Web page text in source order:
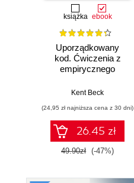
książka ebook
Uporządkowany
kod. Ćwiczenia z
empirycznego
oprogramowania
Kent Beck
(24,95 zł najniższa cena z 30 dni)
26.45 zł
49.90zł (-47%)